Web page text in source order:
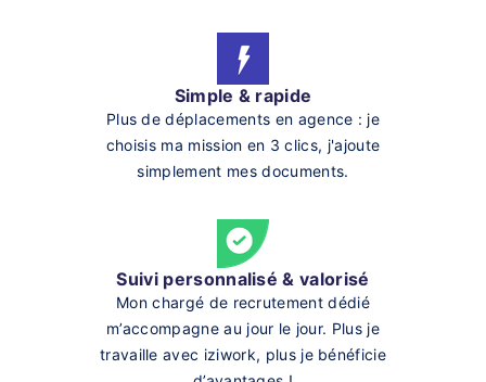
Simple & rapide
Plus de déplacements en agence : je
choisis ma mission en 3 clics, j'ajoute
simplement mes documents.
Suivi personnalisé & valorisé
Mon chargé de recrutement dédié
m’accompagne au jour le jour. Plus je
travaille avec iziwork, plus je bénéficie